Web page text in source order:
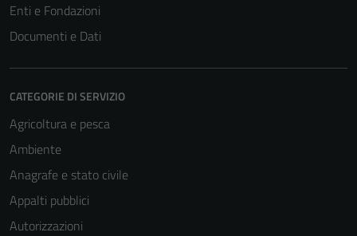
Enti e Fondazioni
Documenti e Dati
CATEGORIE DI SERVIZIO
Agricoltura e pesca
Ambiente
Anagrafe e stato civile
Appalti pubblici
Autorizzazioni